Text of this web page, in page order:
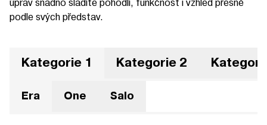
podle svých představ.
Kategorie 1 Kategorie 2
Era One Salo